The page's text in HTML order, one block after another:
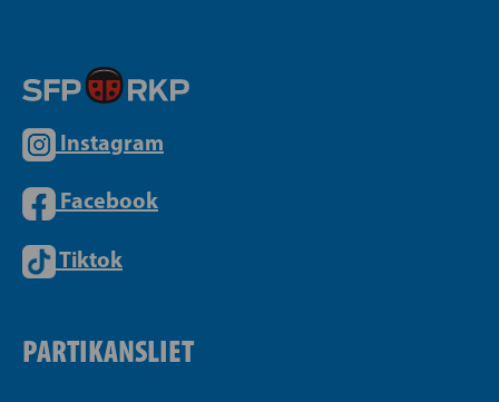
Instagram
Facebook
Tiktok
PARTIKANSLIET